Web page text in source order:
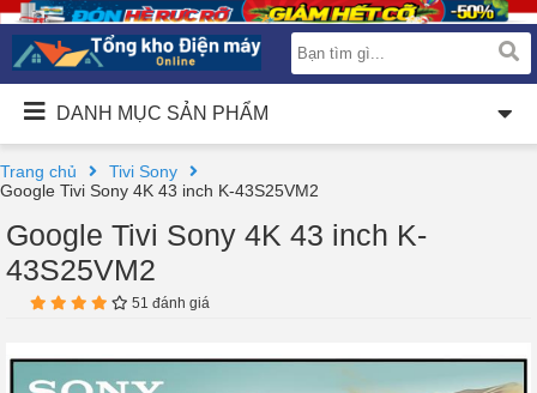
DANH MỤC SẢN PHẨM
Trang chủ
Tivi Sony
Google Tivi Sony 4K 43 inch K-43S25VM2
Google Tivi Sony 4K 43 inch K-
43S25VM2
51 đánh giá